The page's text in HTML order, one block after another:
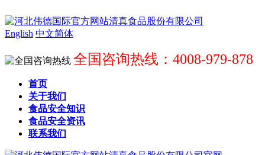
English 中文简体
全国咨询热线：4008-979-878
首页
关于我们
食品安全知识
食品安全资讯
联系我们